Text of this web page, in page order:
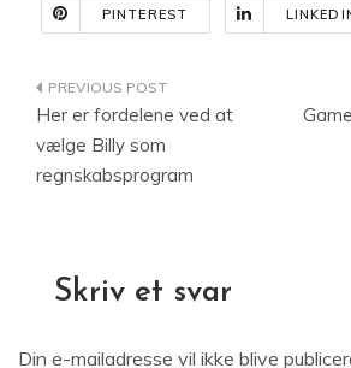
PINTEREST
Indlægsnavigation
Her er fordelene ved at
vælge Billy som
regnskabsprogram
Skriv et svar
Din e-mailadresse vil ikke blive